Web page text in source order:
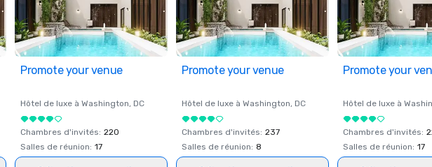
Promote your venue
Hôtel de luxe à Washington, DC
Chambres d'invités: 220
Salles de réunion: 17
Promote your venue
Hôtel de luxe à Washington, DC
Chambres d'invités: 237
Salles de réunion: 8
Promote your
Hôtel de luxe à
Chambres d'invités:
Salles de réunion: 17